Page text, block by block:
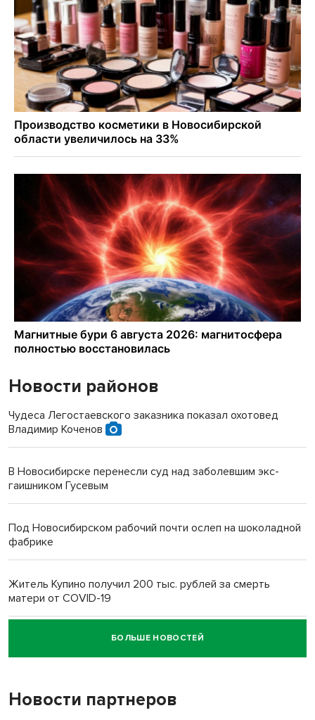
Новости районов
Чудеса Легостаевского заказника показал охотовед
Владимир Коченов
В Новосибирске перенесли суд над заболевшим экс-
гаишником Гусевым
Под Новосибирском рабочий почти ослеп на шоколадной
фабрике
Житель Купино получил 200 тыс. рублей за смерть
матери от COVID-19
Новосибирский суд наказал водителя за смерть
пенсионерки на вокзале
«Мы живём на пастбище!»: в новосибирском селе лошади
терроризируют жителей
БОЛЬШЕ НОВОСТЕЙ
Новости партнеров